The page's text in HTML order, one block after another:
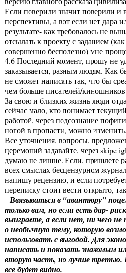
Если поверили значит поверили и
перспективы, а вот если нет дара
результате- как требовалось не
отсылать к проекту с заданием
совершенно бесполезно) мне
4.6 Последний момент, прошу не
заказывается, разным людям. Как
не сможет написать так, что бы
чем больше писателей/
За свою и близких жизнь люди
сейчас мало, кто понимает
работой, через подсознание
ногой в пропасти, можно изменить.
Все уточнения, вопросы,
церемоний задавайте, через skipe
думаю не лишне. Если, пришлете
всех смыслах бесцензурном
напишу рецензию, и если
переписку стоит вести открыто,
Ввязываться в "авантюру"
только вам, но если есть дар-
выиграете, а если нет, ни чего
о необычную тему, которую
использовать с выгодой. Для
написать и показать знакомым
вторую часть, но лучше третью.
все будет видно.